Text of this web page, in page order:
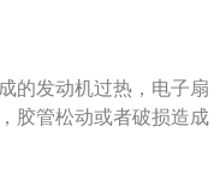
来，单独的断电处理，
、是否开空调，如果开
没事了。7、自动挡车
：停车熄火散热。
的发动机过热，电子扇
胶管松动或者破损造成
温器失效导致，由于节